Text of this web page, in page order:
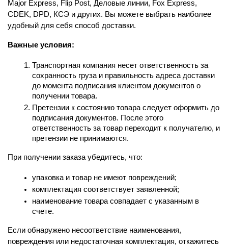
Major Express, Flip Post, Деловые линии, Fox Express,
CDEK, DPD, КСЭ и других. Вы можете выбрать наиболее
удобный для себя способ доставки.
Важные условия:
Транспортная компания несет ответственность за
сохранность груза и правильность адреса доставки
до момента подписания клиентом документов о
получении товара.
Претензии к состоянию товара следует оформить до
подписания документов. После этого
ответственность за товар переходит к получателю, и
претензии не принимаются.
При получении заказа убедитесь, что:
упаковка и товар не имеют повреждений;
комплектация соответствует заявленной;
наименование товара совпадает с указанным в
счете.
Если обнаружено несоответствие наименования,
повреждения или недостаточная комплектация, откажитесь